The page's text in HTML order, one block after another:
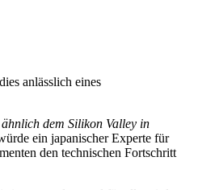
anlässlich eines
dem Silikon Valley in
ein japanischer Experte für
den technischen Fortschritt